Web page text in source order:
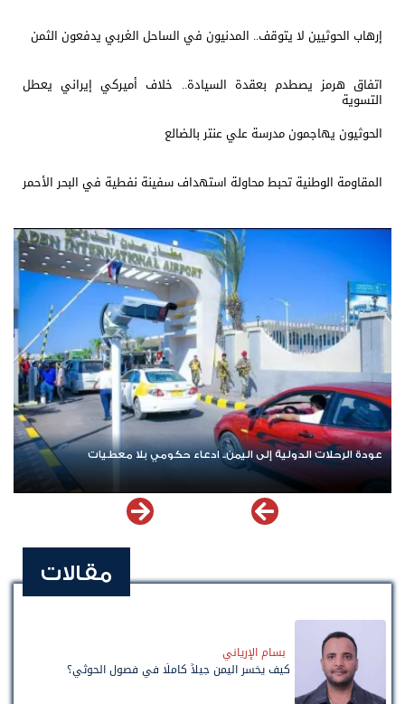
إرهاب الحوثيين لا يتوقف.. المدنيون في الساحل الغربي يدفعون الثمن
اتفاق هرمز يصطدم بعقدة السيادة.. خلاف أميركي إيراني يعطل
التسوية
الحوثيون يهاجمون مدرسة علي عنتر بالضالع
المقاومة الوطنية تحبط محاولة استهداف سفينة نفطية في البحر الأحمر
عودة الرحلات الدولية إلى اليمن.. ادعاء حكومي بلا معطيات
مقالات
بسام الإرياني
كيف يخسر اليمن جيلاً كاملًا في فصول الحوثي؟